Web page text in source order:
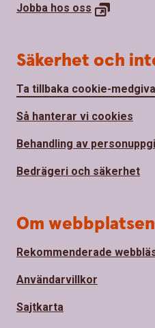
Jobba hos oss
Säkerhet och
Ta tillbaka cookie-
Så hanterar vi cookies
Behandling av
Bedrägeri och säkerhet
Om webbplatsen
Rekommenderade
Användarvillkor
Sajtkarta